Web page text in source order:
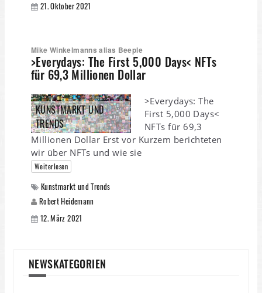
21. Oktober 2021
Mike Winkelmanns alias Beeple
>Everydays: The First 5,000 Days< NFTs
für 69,3 Millionen Dollar
KUNSTMARKT UND
TRENDS
>Everydays: The
First 5,000 Days<
NFTs für 69,3
Millionen Dollar Erst vor Kurzem berichteten
wir über NFTs und wie sie
Weiterlesen
Kunstmarkt und Trends
Robert Heidemann
12. März 2021
NEWSKATEGORIEN